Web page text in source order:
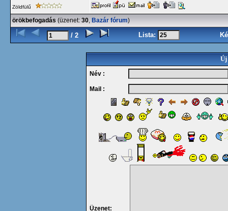
Zöldfülű
örökbefogadás (üzenet: 30, Bazár fórum)
/ 2 Lista:
Új
Név :
Mail :
Üzenet: